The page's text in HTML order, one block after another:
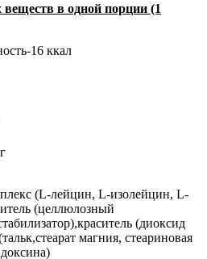
в одной порции (1
16 ккал
(L-лейцин, L-изолейцин, L-
(целлюлозный
(диоксид
магния, стеариновая